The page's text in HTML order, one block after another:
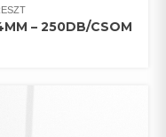
– 250DB/CSOM